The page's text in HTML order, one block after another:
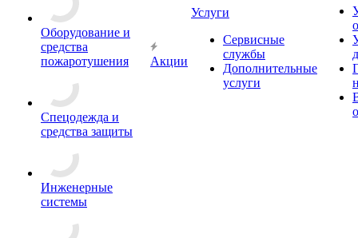
Оборудование и
средства
пожаротушения
Спецодежда и
средства защиты
Инженерные
системы
Акции
Услуги
Сервисные
службы
Дополнительные
услуги